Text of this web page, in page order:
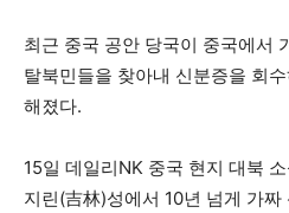
최근 중국 공안 당국이 중국에서
탈북민들을 찾아내 신분증을 회
해졌다.
15일 데일리NK 중국 현지 대북
지린(吉林)성에서 10년 넘게 가